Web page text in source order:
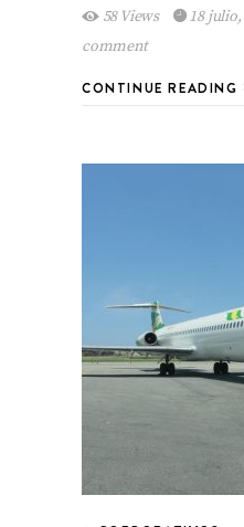
58 Views 18 julio,
comment
CONTINUE READING